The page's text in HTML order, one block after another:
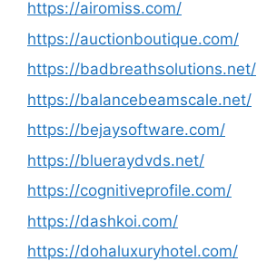
https://airomiss.com/
https://auctionboutique.com/
https://badbreathsolutions.net/
https://balancebeamscale.net/
https://bejaysoftware.com/
https://blueraydvds.net/
https://cognitiveprofile.com/
https://dashkoi.com/
https://dohaluxuryhotel.com/